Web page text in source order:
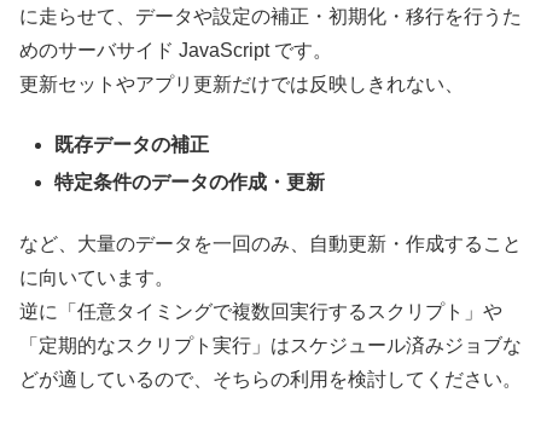
に走らせて、データや設定の補正・初期化・移行を行うた
めのサーバサイド JavaScript です。
更新セットやアプリ更新だけでは反映しきれない、
既存データの補正
特定条件のデータの作成・更新
など、大量のデータを一回のみ、自動更新・作成すること
に向いています。
逆に「任意タイミングで複数回実行するスクリプト」や
「定期的なスクリプト実行」はスケジュール済みジョブな
どが適しているので、そちらの利用を検討してください。